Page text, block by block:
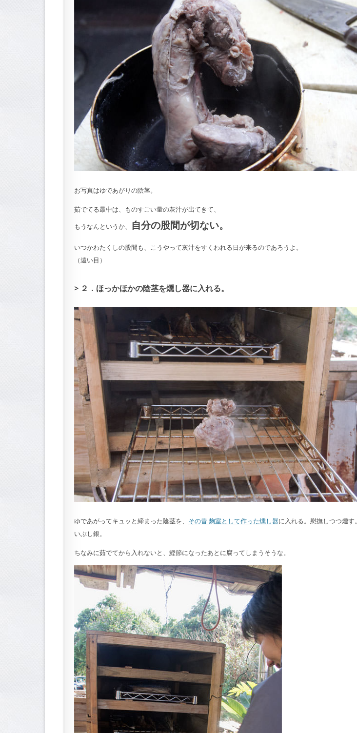
お写真はゆであがりの陰茎。
茹でてる最中は、ものすごい量の灰汁が出てきて、
もうなんというか、
自分の股間が切ない。
いつかわたくしの股間も、こうやって灰汁をすくわれる日が来るのであろうよ。
（遠い目）
２．ほっかほかの陰茎を燻し器に入れる。
ゆであがってキュッと締まった陰茎を、 その昔 麹室として作った燻し器に入れる。慰撫しつつ燻す。
いぶし銀。
ちなみに茹でてから入れないと、鰹節になったあとに腐ってしまうそうな。